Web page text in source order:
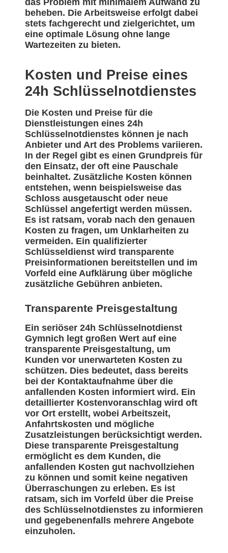
das Problem mit minimalem Aufwand zu
beheben. Die Arbeitsweise erfolgt dabei
stets fachgerecht und zielgerichtet, um
eine optimale Lösung ohne lange
Wartezeiten zu bieten.
Kosten und Preise eines
24h Schlüsselnotdienstes
Die Kosten und Preise für die
Dienstleistungen eines 24h
Schlüsselnotdienstes können je nach
Anbieter und Art des Problems variieren.
In der Regel gibt es einen Grundpreis für
den Einsatz, der oft eine Pauschale
beinhaltet. Zusätzliche Kosten können
entstehen, wenn beispielsweise das
Schloss ausgetauscht oder neue
Schlüssel angefertigt werden müssen.
Es ist ratsam, vorab nach den genauen
Kosten zu fragen, um Unklarheiten zu
vermeiden. Ein qualifizierter
Schlüsseldienst wird transparente
Preisinformationen bereitstellen und im
Vorfeld eine Aufklärung über mögliche
zusätzliche Gebühren anbieten.
Transparente Preisgestaltung
Ein seriöser 24h Schlüsselnotdienst
Gymnich legt großen Wert auf eine
transparente Preisgestaltung, um
Kunden vor unerwarteten Kosten zu
schützen. Dies bedeutet, dass bereits
bei der Kontaktaufnahme über die
anfallenden Kosten informiert wird. Ein
detaillierter Kostenvoranschlag wird oft
vor Ort erstellt, wobei Arbeitszeit,
Anfahrtskosten und mögliche
Zusatzleistungen berücksichtigt werden.
Diese transparente Preisgestaltung
ermöglicht es dem Kunden, die
anfallenden Kosten gut nachvollziehen
zu können und somit keine negativen
Überraschungen zu erleben. Es ist
ratsam, sich im Vorfeld über die Preise
des Schlüsselnotdienstes zu informieren
und gegebenenfalls mehrere Angebote
einzuholen.